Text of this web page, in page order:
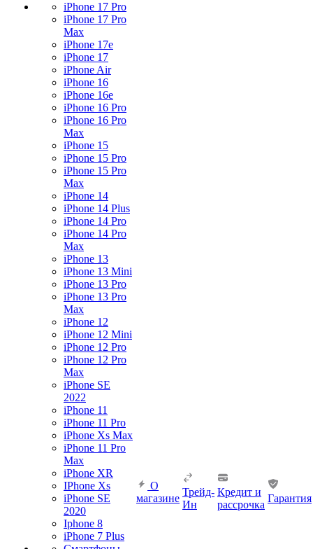
iPhone 17 Pro
iPhone 17 Pro
Max
iPhone 17e
iPhone 17
iPhone Air
iPhone 16
iPhone 16e
iPhone 16 Pro
iPhone 16 Pro
Max
iPhone 15
iPhone 15 Pro
iPhone 15 Pro
Max
iPhone 14
iPhone 14 Plus
iPhone 14 Pro
iPhone 14 Pro
Max
iPhone 13
iPhone 13 Mini
iPhone 13 Pro
iPhone 13 Pro
Max
iPhone 12
iPhone 12 Mini
iPhone 12 Pro
iPhone 12 Pro
Max
iPhone SE
2022
iPhone 11
iPhone 11 Pro
iPhone Xs Max
iPhone 11 Pro
Max
iPhone XR
IPhone Xs
iPhone SE
2020
Iphone 8
iPhone 7 Plus
О
магазине
Трейд-
Ин
Кредит и
рассрочка
Гарантия